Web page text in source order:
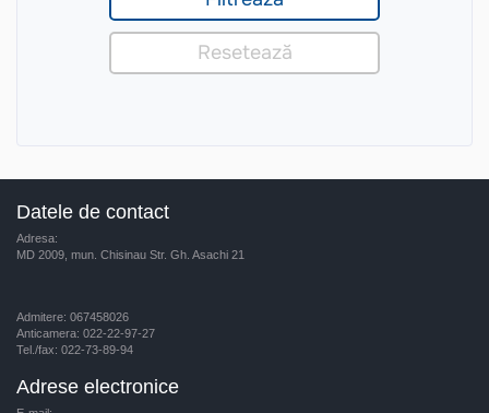
Datele de contact
Adresa:
MD 2009, mun. Chisinau Str. Gh. Asachi 21
Admitere: 067458026
Anticamera: 022-22-97-27
Tel./fax: 022-73-89-94
Adrese electronice